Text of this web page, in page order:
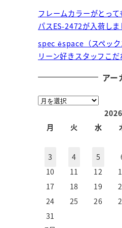
フレームカラーがとっ
パスES-2472が入荷しま
spec ēspace（スペッ
リーン好きスタッフこ
アー
ア
月
火 水
3
4 5
10
11 12
17
18 19
24
25 26
31